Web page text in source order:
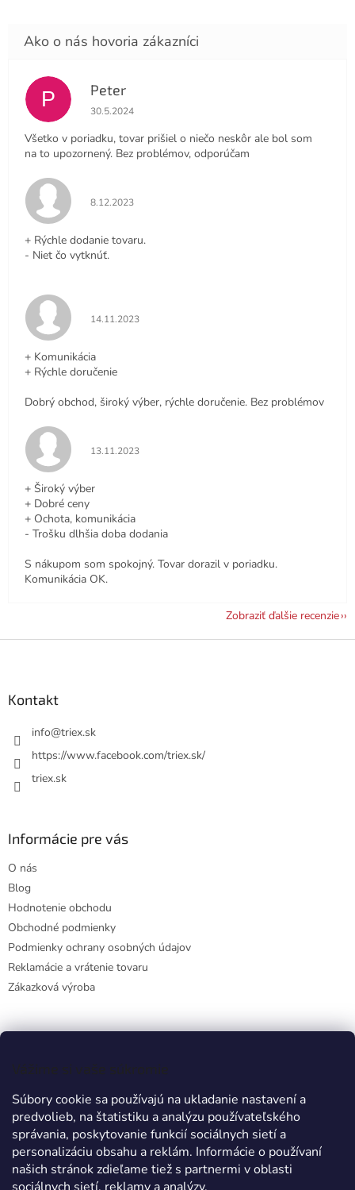
Vážime si vaše súkromie
Súbory cookie sa používajú na ukladanie nastavení a
predvolieb, na štatistiku a analýzu používateľského
správania, poskytovanie funkcií sociálnych sietí a
personalizáciu obsahu a reklám. Informácie o používaní
našich stránok zdieľame tiež s partnermi v oblasti
P Peter
Hodnotenie obchodu je 4 z 5 hviezdičiek.
30.5.2024
Všetko v poriadku, tovar prišiel o niečo neskôr ale bol som
na to upozornený. Bez problémov, odporúčam
Hodnotenie obchodu je 5 z 5 hviezdičiek.
8.12.2023
+ Rýchle dodanie tovaru.
- Niet čo vytknúť.
Hodnotenie obchodu je 5 z 5 hviezdičiek.
14.11.2023
+ Komunikácia
+ Rýchle doručenie
Dobrý obchod, široký výber, rýchle doručenie. Bez problémov
Hodnotenie obchodu je 5 z 5 hviezdičiek.
13.11.2023
+ Široký výber
+ Dobré ceny
+ Ochota, komunikácia
- Trošku dlhšia doba dodania
S nákupom som spokojný. Tovar dorazil v poriadku.
Komunikácia OK.
Zobraziť ďalšie recenzie
Kontakt
info@triex.sk
https://www.facebook.com/triex.sk/
triex.sk
Informácie pre vás
O nás
Blog
Hodnotenie obchodu
Obchodné podmienky
Podmienky ochrany osobných údajov
Reklamácie a vrátenie tovaru
Zákazková výroba
Prijímame online platby